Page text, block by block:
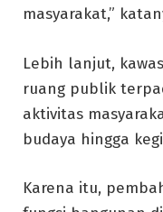
masyarakat,”
Lebih lanjut,
ruang publik
aktivitas
budaya hingga
Karena itu,